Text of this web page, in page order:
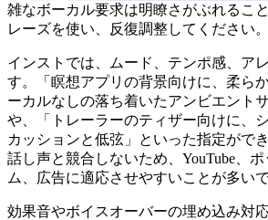
雑なボーカル要求は明瞭さがぶれるこ
レーズを使い、反復調整してください。
インストでは、ムード、テンポ感、ア
す。「瞑想アプリの背景向けに、柔ら
ーカルなしの落ち着いたアンビエント
や、「トレーラーのティザー向けに、
カッションと低弦」といった指定がで
話し声と競合しないため、YouTube、
ム、広告に適応させやすいことが多いで
効果音やボイスオーバーの埋め込み対